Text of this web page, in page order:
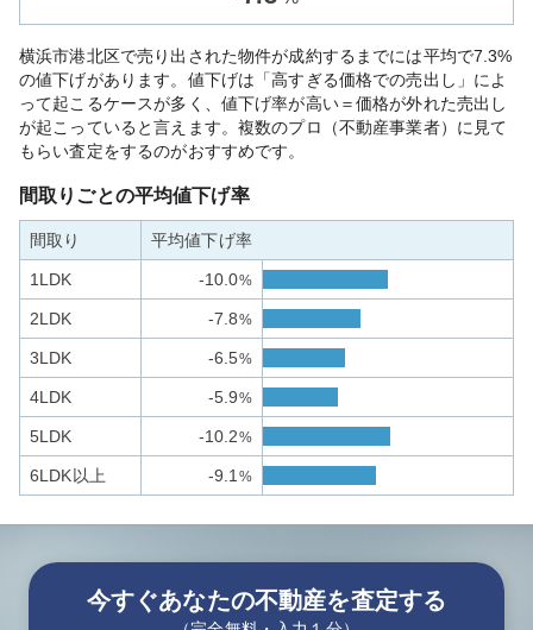
横浜市港北区で売り出された物件が成約するまでには平均で7.3%
の値下げがあります。値下げは「高すぎる価格での売出し」によ
って起こるケースが多く、値下げ率が高い＝価格が外れた売出し
が起こっていると言えます。複数のプロ（不動産事業者）に見て
もらい査定をするのがおすすめです。
間取りごとの平均値下げ率
間取り 平均値下げ率
1LDK -10.0%
2LDK -7.8%
3LDK -6.5%
4LDK -5.9%
5LDK -10.2%
6LDK以上 -9.1 %
今すぐあなたの不動産を査定する